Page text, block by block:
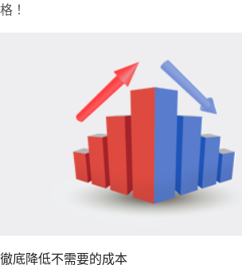
格！
徹底降低不需要的成本